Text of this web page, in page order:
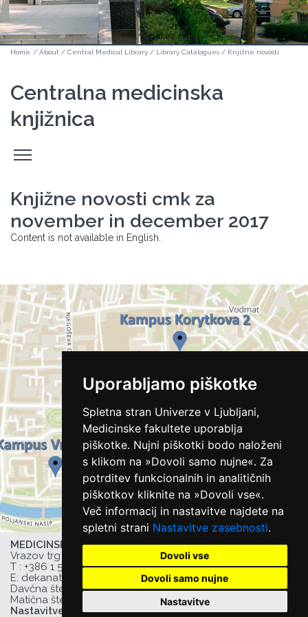
Uporabljamo piškotke
Spletna stran Univerze v Ljubljani,
Medicinske fakultete uporablja
piškotke. Nujni piškotki bodo naloženi
s klikom na »Dovoli samo nujne«. Za
potrditev funkcionalnih in analitičnih
piškotkov kliknite na »Dovoli vse«.
Več informacij in nastavitve najdete na
spletni strani Nastavitve zasebnosti.
Dovoli vse
Dovoli samo nujne
Nastavitve
Home / About / Central Medical Library / Library Catalogues / Knjižne novosti
Centralna medicinska
knjižnica
Odpri
stranski
Knjižne novosti cmk za
november in december 2017
Content is not available in English.
MEDICINSKA FAKULTETA UL,
Vrazov trg 2, 1000 Ljubljana, Slovenija,
T : +386 1 543 77 00, F: +386 1 543 77 01,
E: dekanat@mf.uni-lj.si
Davčna številka UL MF: 44752385,
Matična številka UL MF: 1627066
Nastavitve zasebnosti